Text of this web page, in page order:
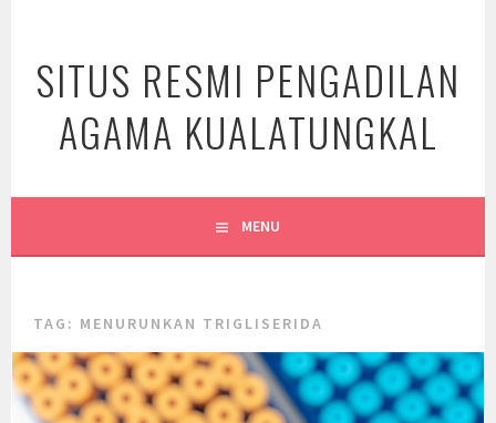
content
SITUS RESMI PENGADILAN
AGAMA KUALATUNGKAL
MENU
TAG: MENURUNKAN TRIGLISERIDA